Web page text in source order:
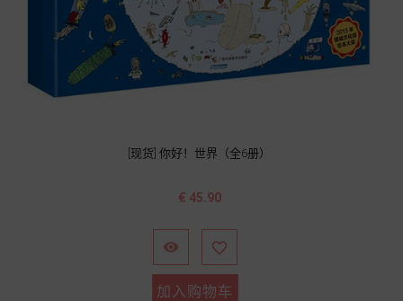
[现货] 你好！世界（全6册）
价
€ 45.90
 
加入购物车